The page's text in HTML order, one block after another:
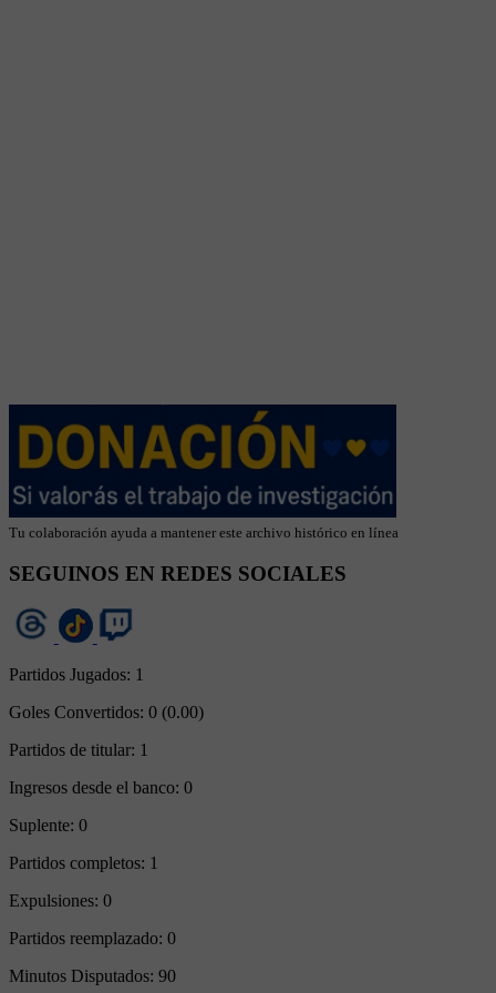
Tu colaboración ayuda a mantener este archivo histórico en línea
SEGUINOS EN REDES SOCIALES
Partidos Jugados: 1
Goles Convertidos: 0 (0.00)
Partidos de titular: 1
Ingresos desde el banco: 0
Suplente: 0
Partidos completos: 1
Expulsiones: 0
Partidos reemplazado: 0
Minutos Disputados: 90